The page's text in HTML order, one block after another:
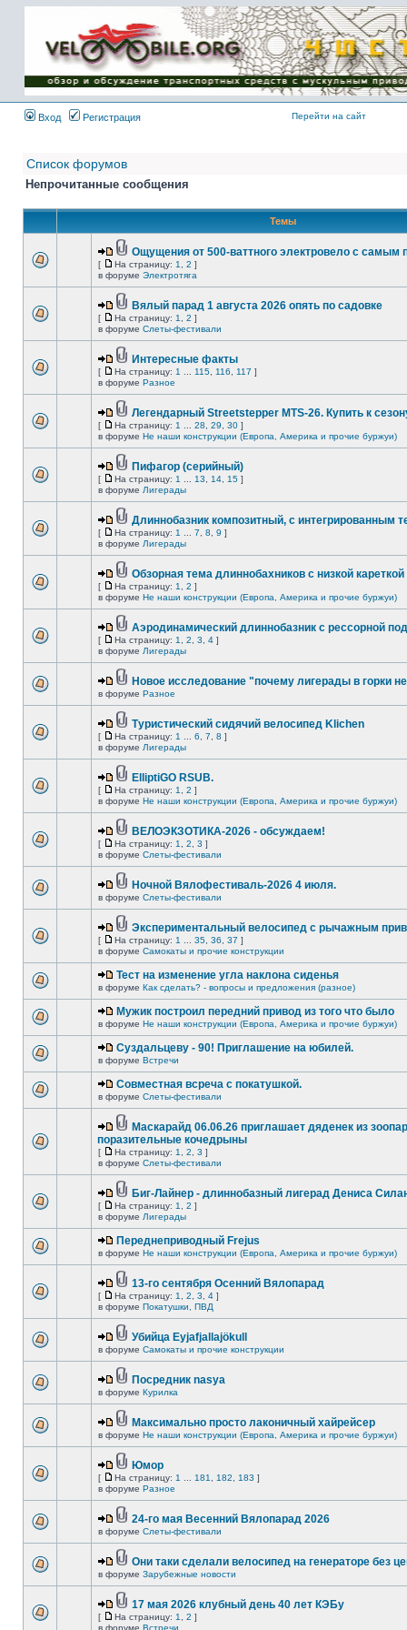
Имя пользователя:
Пароль:
{ LOG_ME_IN_SHORT
}
Вход
Регистрация Перейти на сайт
Список форумов
Непрочитанные сообщения
Темы
Ощущения от 500-ваттного электровело с самым
[ На страницу: 1 2 ]
в форуме Электротяга
Вялый парад 1 августа 2026 опять по садовке
[ На страницу: 1 2 ]
в форуме Слеты-фестивали
Интересные факты
[ На страницу: 1 115 116 117 ]
в форуме Разное
Легендарный Streetstepper MTS-26. Купить к
[ На страницу: 1 28 29 30 ]
в форуме Не наши конструкции (Европа, Америка и прочие буржуи)
Пифагор (серийный)
[ На страницу: 1 13 14 15 ]
в форуме Лигерады
Длиннобазник композитный, с интегрированным
[ На страницу: 1 7 8 9 ]
в форуме Лигерады
Обзорная тема длиннобахников с низкой кареткой
[ На страницу: 1 2 ]
в форуме Не наши конструкции (Европа, Америка и прочие буржуи)
Аэродинамический длиннобазник с рессорной
[ На страницу: 1 2 3 4 ]
в форуме Лигерады
Новое исследование "почему лигерады в горки
в форуме Разное
Туристический сидячий велосипед Klichen
[ На страницу: 1 6 7 8 ]
в форуме Лигерады
ElliptiGO RSUB.
[ На страницу: 1 2 ]
в форуме Не наши конструкции (Европа, Америка и прочие буржуи)
ВЕЛОЭКЗОТИКА-2026 - обсуждаем!
[ На страницу: 1 2 3 ]
в форуме Слеты-фестивали
Ночной Вялофестиваль-2026 4 июля.
в форуме Слеты-фестивали
Экспериментальный велосипед с рычажным
[ На страницу: 1 35 36 37 ]
в форуме Самокаты и прочие конструкции
Тест на изменение угла наклона сиденья
в форуме Как сделать? - вопросы и предложения (разное)
Мужик построил передний привод из того что было
в форуме Не наши конструкции (Европа, Америка и прочие буржуи)
Суздальцеву - 90! Приглашение на юбилей.
в форуме Встречи
Совместная всреча с покатушкой.
в форуме Слеты-фестивали
Маскарайд 06.06.26 приглашает дяденек из
поразительные кочедрыны
[ На страницу: 1 2 3 ]
в форуме Слеты-фестивали
Биг-Лайнер - длиннобазный лигерад Дениса
[ На страницу: 1 2 ]
в форуме Лигерады
Переднеприводный Frejus
в форуме Не наши конструкции (Европа, Америка и прочие буржуи)
13-го сентября Осенний Вялопарад
[ На страницу: 1 2 3 4 ]
в форуме Покатушки, ПВД
Убийца Eyjafjallajökull
в форуме Самокаты и прочие конструкции
Посредник nasya
в форуме Курилка
Максимально просто лаконичный хайрейсер
в форуме Не наши конструкции (Европа, Америка и прочие буржуи)
Юмор
[ На страницу: 1 181 182 183 ]
в форуме Разное
24-го мая Весенний Вялопарад 2026
в форуме Слеты-фестивали
Они таки сделали велосипед на генераторе без
в форуме Зарубежные новости
17 мая 2026 клубный день 40 лет КЭБу
[ На страницу: 1 2 ]
в форуме Встречи